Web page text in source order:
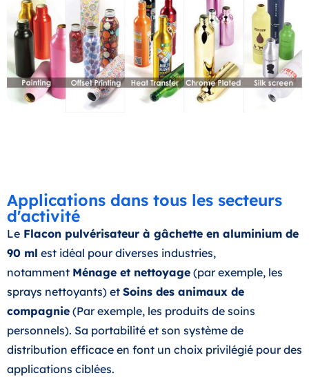
Applications dans tous les secteurs
d'activité
Le Flacon pulvérisateur à gâchette en aluminium de
90 ml est idéal pour diverses industries,
notamment Ménage et nettoyage (par exemple, les
sprays nettoyants) et Soins des animaux de
compagnie (Par exemple, les produits de soins
personnels). Sa portabilité et son système de
distribution efficace en font un choix privilégié pour des
applications ciblées.